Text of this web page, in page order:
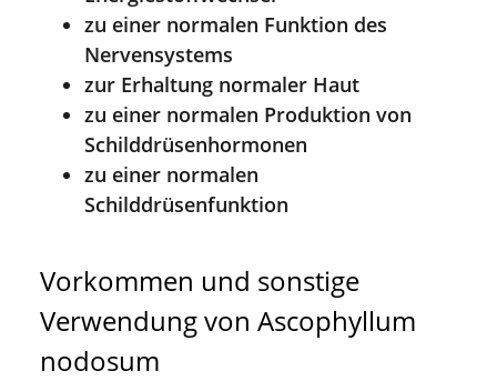
zu einer normalen Funktion des
Nervensystems
zur Erhaltung normaler Haut
zu einer normalen Produktion von
Schilddrüsenhormonen
zu einer normalen
Schilddrüsenfunktion
Vorkommen und sonstige
Verwendung von Ascophyllum
nodosum